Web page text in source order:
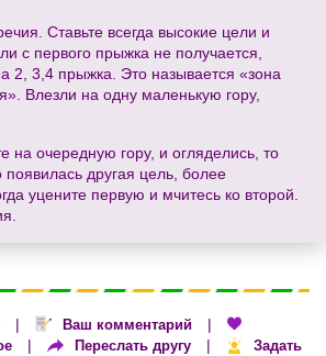
Ставьте всегда высокие цели и
с первого прыжка не получается,
2, 3,4 прыжка. Это называется «зона
Влезли на одну маленькую гору,
на очередную гору, и огляделись, то
появилась другая цель, более
уцените первую и мчитесь ко второй.
| Ваш комментарий |
| Переслать другу |
Задать